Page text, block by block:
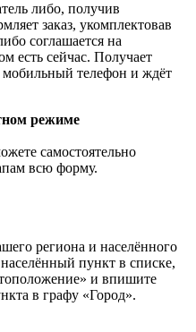
либо, получив
заказ, укомплектовав
соглашается на
есть сейчас. Получает
телефон и ждёт
режиме
самостоятельно
всю форму.
региона и населённого
пункт в списке,
и впишите
в графу «Город».